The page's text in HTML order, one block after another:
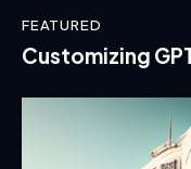
FEATURED
Customizing